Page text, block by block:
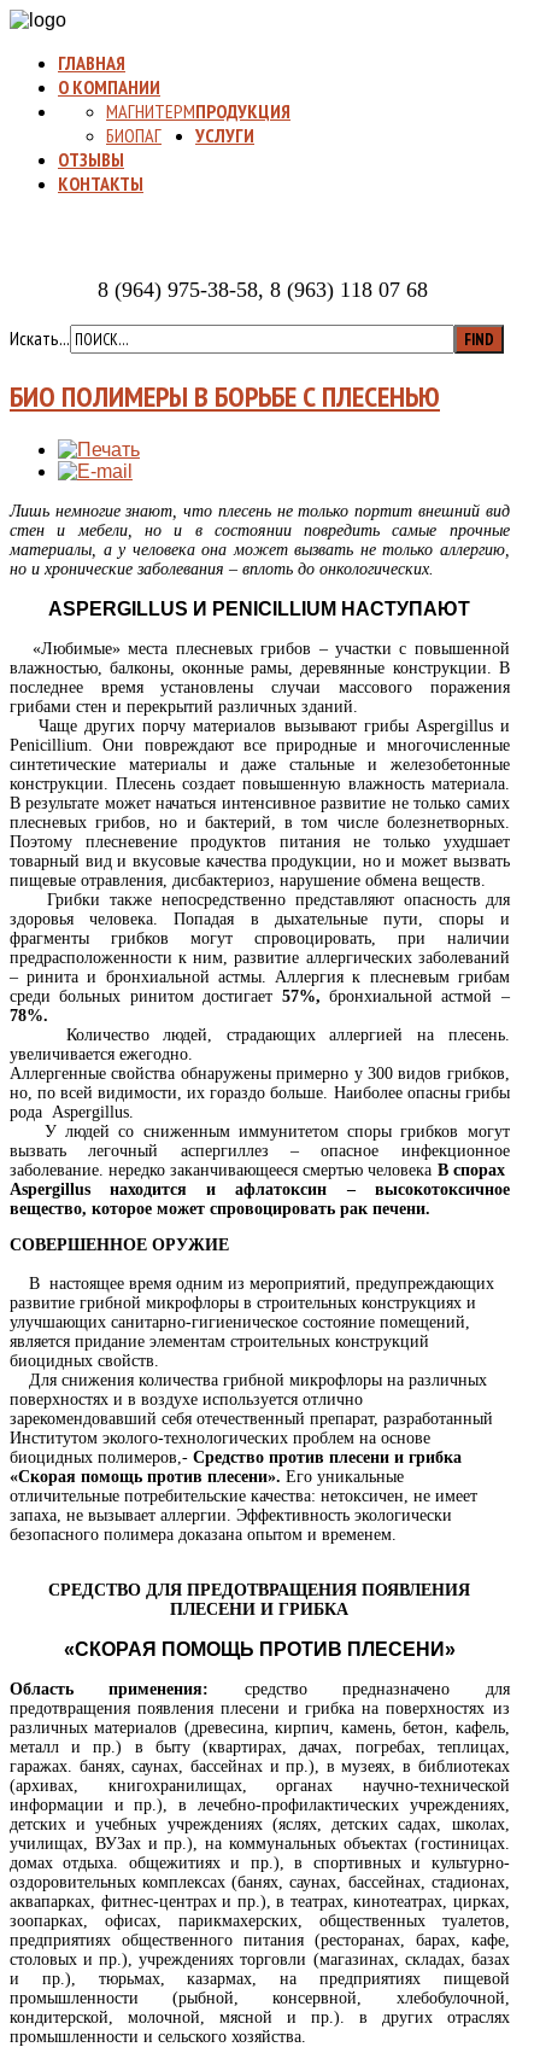
ГЛАВНАЯ
О КОМПАНИИ
ПРОДУКЦИЯ
МАГНИТЕРМ
БИОПАГ
УСЛУГИ
ОТЗЫВЫ
КОНТАКТЫ
8 (964) 975-38-58, 8 (963) 118 07 68
Искать...
БИО ПОЛИМЕРЫ В БОРЬБЕ С ПЛЕСЕНЬЮ
Лишь немногие знают, что плесень не только портит внешний вид
стен и мебели, но и в состоянии повредить самые прочные
материалы, а у человека она может вызвать не только аллергию,
но и хронические заболевания – вплоть до онкологических.
ASPERGILLUS И PENICILLIUM НАСТУПАЮТ
«Любимые» места плесневых грибов – участки с повышенной
влажностью, балконы, оконные рамы, деревянные конструкции. В
последнее время установлены случаи массового поражения
грибами стен и перекрытий различных зданий.
Чаще других порчу материалов вызывают грибы Aspergillus и
Penicillium. Они повреждают все природные и многочисленные
синтетические материалы и даже стальные и железобетонные
конструкции. Плесень создает повышенную влажность материала.
В результате может начаться интенсивное развитие не только самих
плесневых грибов, но и бактерий, в том числе болезнетворных.
Поэтому плесневение продуктов питания не только ухудшает
товарный вид и вкусовые качества продукции, но и может вызвать
пищевые отравления, дисбактериоз, нарушение обмена веществ.
Грибки также непосредственно представляют опасность для
здоровья человека. Попадая в дыхательные пути, споры и
фрагменты грибков могут спровоцировать, при наличии
предрасположенности к ним, развитие аллергических заболеваний
– ринита и бронхиальной астмы. Аллергия к плесневым грибам
среди больных ринитом достигает 57%, бронхиальной астмой –
78%.
Количество людей, страдающих аллергией на плесень.
увеличивается ежегодно.
Аллергенные свойства обнаружены примерно у 300 видов грибков,
но, по всей видимости, их гораздо больше. Наиболее опасны грибы
рода Aspergillus.
У людей со сниженным иммунитетом споры грибков могут
вызвать легочный аспергиллез – опасное инфекционное
заболевание. нередко заканчивающееся смертью человека В спорах
Aspergillus находится и афлатоксин – высокотоксичное
вещество, которое может спровоцировать рак печени.
СОВЕРШЕННОЕ ОРУЖИЕ
В настоящее время одним из мероприятий, предупреждающих
развитие грибной микрофлоры в строительных конструкциях и
улучшающих санитарно-гигиеническое состояние помещений,
является придание элементам строительных конструкций
биоцидных свойств.
Для снижения количества грибной микрофлоры на различных
поверхностях и в воздухе используется отлично
зарекомендовавший себя отечественный препарат, разработанный
Институтом эколого-технологических проблем на основе
биоцидных полимеров,- Средство против плесени и грибка
«Скорая помощь против плесени». Его уникальные
отличительные потребительские качества: нетоксичен, не имеет
запаха, не вызывает аллергии. Эффективность экологически
безопасного полимера доказана опытом и временем.
СРЕДСТВО ДЛЯ ПРЕДОТВРАЩЕНИЯ ПОЯВЛЕНИЯ
ПЛЕСЕНИ И ГРИБКА
«СКОРАЯ ПОМОЩЬ ПРОТИВ ПЛЕСЕНИ»
Область применения: средство предназначено для
предотвращения появления плесени и грибка на поверхностях из
различных материалов (древесина, кирпич, камень, бетон, кафель,
металл и пр.) в быту (квартирах, дачах, погребах, теплицах,
гаражах. банях, саунах, бассейнах и пр.), в музеях, в библиотеках
(архивах, книгохранилищах, органах научно-технической
информации и пр.), в лечебно-профилактических учреждениях,
детских и учебных учреждениях (яслях, детских садах, школах,
училищах, ВУЗах и пр.), на коммунальных объектах (гостиницах.
домах отдыха. общежитиях и пр.), в спортивных и культурно-
оздоровительных комплексах (банях, саунах, бассейнах, стадионах,
аквапарках, фитнес-центрах и пр.), в театрах, кинотеатрах, цирках,
зоопарках, офисах, парикмахерских, общественных туалетов,
предприятиях общественного питания (ресторанах, барах, кафе,
столовых и пр.), учреждениях торговли (магазинах, складах, базах
и пр.), тюрьмах, казармах, на предприятиях пищевой
промышленности (рыбной, консервной, хлебобулочной,
кондитерской, молочной, мясной и пр.). в других отраслях
промышленности и сельского хозяйства.